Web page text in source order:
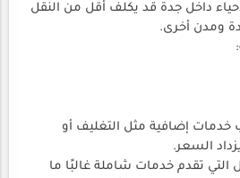
داخل جدة قد يكلف أقل من النقل
ومدن أخرى.
:
إضافية مثل التغليف أو
السعر.
التي تقدم خدمات شاملة غالبًا ما